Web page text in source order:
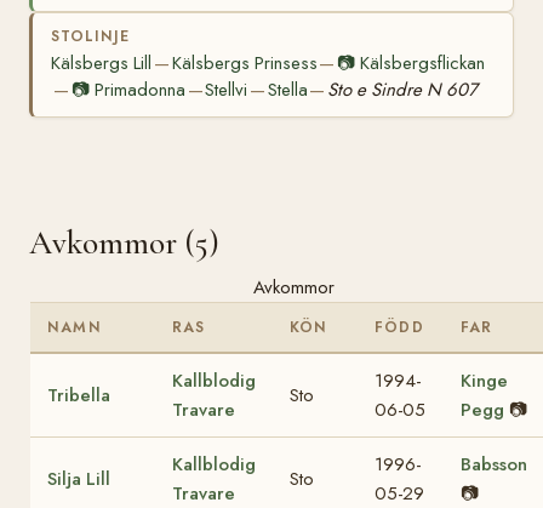
STOLINJE
Kälsbergs Lill —Kälsbergs Prinsess— 📷Kälsbergsflickan
— 📷Primadonna —Stellvi —Stella— Sto e Sindre N 607
Avkommor (5)
Avkommor
NAMN RAS KÖN FÖDD FAR
Tribella
Kallblodig
Travare
Sto
1994-
06-05
Kinge
Pegg 📷
Silja Lill
Kallblodig
Travare
Sto
1996-
05-29
Babsson
📷